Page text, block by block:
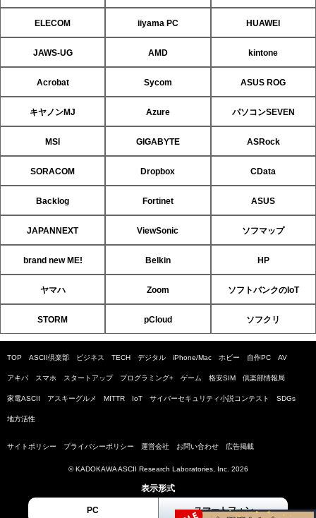
ELECOM iiyama PC HUAWEI
JAWS-UG AMD kintone
Acrobat Sycom ASUS ROG
キヤノンMJ Azure パソコンSEVEN
MSI GIGABYTE ASRock
SORACOM Dropbox CData
Backlog Fortinet ASUS
JAPANNEXT ViewSonic ソフマップ
brand new ME! Belkin HP
ヤマハ Zoom ソフトバンクのIoT
STORM pCloud ソフクリ
TOP ASCII倶楽部 ビジネス TECH デジタル iPhone/Mac ホビー 自作PC AV
アキバ スマホ スタートアップ プログラミング+ ゲーム 格安SIM 倶楽部情報局
家電ASCII アスキーグルメ MITTR IoT サイバーセキュリティ小説コンテスト SDGs
地方活性
サイトポリシー プライバシーポリシー 運営会社 お問い合わせ 広告掲載
© KADOKAWA ASCII Research Laboratories, Inc. 2026
表示形式
PC スマートフォン